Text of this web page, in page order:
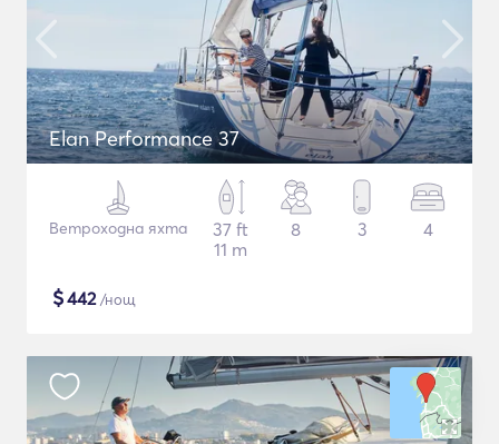
Elan Performance 37
Ветроходна яхта
37 ft
11 m
8 3 4
$442/нощ